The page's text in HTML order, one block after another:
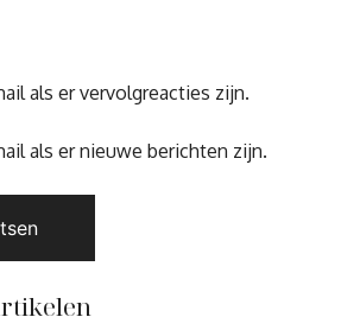
als er vervolgreacties zijn.
als er nieuwe berichten zijn.